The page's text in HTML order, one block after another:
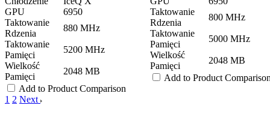
GPU
6950
Taktowanie
Rdzenia
880 MHz
Taktowanie
Pamięci
5200 MHz
Wielkość
Pamięci
2048 MB
Add to Product Comparison
Taktowanie
Rdzenia
800 MHz
Taktowanie
Pamięci
5000 MHz
Wielkość
Pamięci
2048 MB
Add to Product
1 2 Next